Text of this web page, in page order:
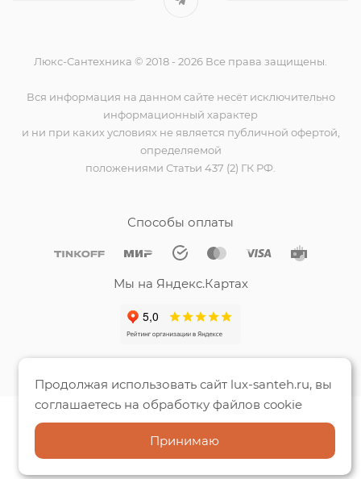
Люкс-Сантехника © 2018 - 2026 Все права защищены.
Вся информация на данном сайте несёт исключительно
информационный характер
и ни при каких условиях не является публичной офертой,
определяемой
положениями Статьи 437 (2) ГК РФ.
Способы оплаты
Мы на Яндекс.Картах
Продолжая использовать сайт lux-santeh.ru, вы
соглашаетесь на обработку файлов cookie
Принимаю